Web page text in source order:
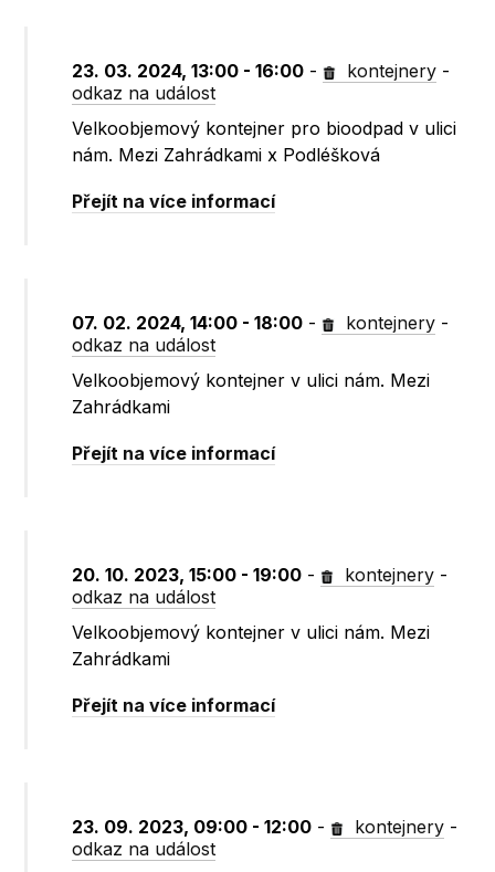
23. 03. 2024, 13:00 - 16:00 - kontejnery -
odkaz na událost
Velkoobjemový kontejner pro bioodpad v ulici
nám. Mezi Zahrádkami x Podléšková
Přejít na více informací
07. 02. 2024, 14:00 - 18:00 - kontejnery -
odkaz na událost
Velkoobjemový kontejner v ulici nám. Mezi
Zahrádkami
Přejít na více informací
20. 10. 2023, 15:00 - 19:00 - kontejnery -
odkaz na událost
Velkoobjemový kontejner v ulici nám. Mezi
Zahrádkami
Přejít na více informací
23. 09. 2023, 09:00 - 12:00 - kontejnery -
odkaz na událost